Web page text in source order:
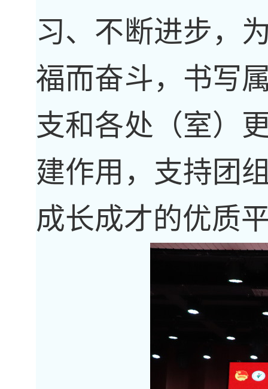
习、不断进步，
福而奋斗，书写
支和各处（室）
建作用，支持团
成长成才的优质